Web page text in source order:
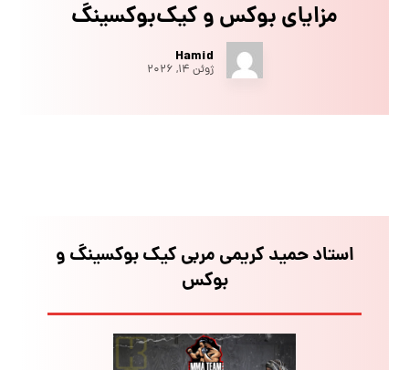
مزایای بوکس و کیک‌بوکسینگ
Hamid
ژوئن ۱۴, ۲۰۲۶
استاد حمید کریمی مربی کیک بوکسینگ و
بوکس